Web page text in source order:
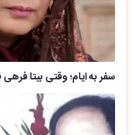
سفر به ایام؛ وقتی بیتا فرهی